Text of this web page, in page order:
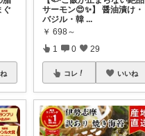
ぐ
サーモン😍✨】 醤油漬け・
バジル・韓 ...
￥ 698～
1 0 29
コレ いいね